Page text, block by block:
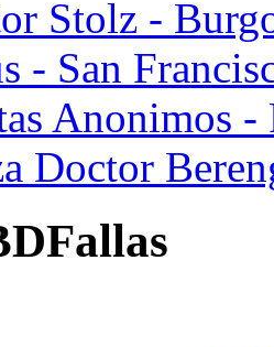
Stolz -
- San
Anonimos
Doctor